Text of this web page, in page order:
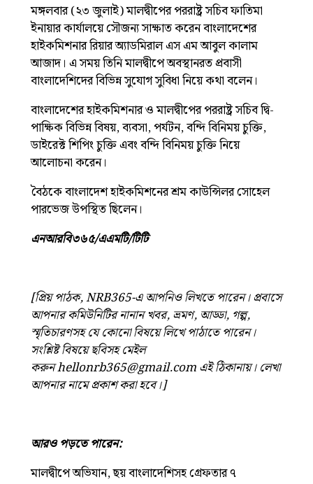
মঙ্গলবার (২৩ জুলাই) মালদ্বীপের পররাষ্ট্র সচিব ফাতিমা
ইনায়ার কার্যালয়ে সৌজন্য সাক্ষাত করেন বাংলাদেশের
হাইকমিশনার রিয়ার অ্যাডমিরাল এস এম আবুল কালাম
আজাদ। এ সময় তিনি মালদ্বীপে অবস্থানরত প্রবাসী
বাংলাদেশিদের বিভিন্ন সুযোগ সুবিধা নিয়ে কথা বলেন।
বাংলাদেশের হাইকমিশনার ও মালদ্বীপের পররাষ্ট্র সচিব দ্বি-
পাক্ষিক বিভিন্ন বিষয়, ব্যবসা, পর্যটন, বন্দি বিনিময় চুক্তি,
ডাইরেক্ট শিপিং চুক্তি এবং বন্দি বিনিময় চুক্তি নিয়ে
আলোচনা করেন।
বৈঠকে বাংলাদেশ হাইকমিশনের শ্রম কাউন্সিলর সোহেল
পারভেজ উপস্থিত ছিলেন।
এনআরবি৩৬৫/এএমটি/টিটি
[প্রিয় পাঠক, NRB365-এ আপনিও লিখতে পারেন। প্রবাসে
আপনার কমিউনিটির নানান খবর, ভ্রমণ, আড্ডা, গল্প,
স্মৃতিচারণসহ যে কোনো বিষয়ে লিখে পাঠাতে পারেন।
সংশ্লিষ্ট বিষয়ে ছবিসহ মেইল
করুনhellonrb365@gmail.comএই ঠিকানায়। লেখা
আপনার নামে প্রকাশ করা হবে।]
আরও পড়তে পারেন:
মালদ্বীপে অভিযান, ছয় বাংলাদেশিসহ গ্রেফতার ৭